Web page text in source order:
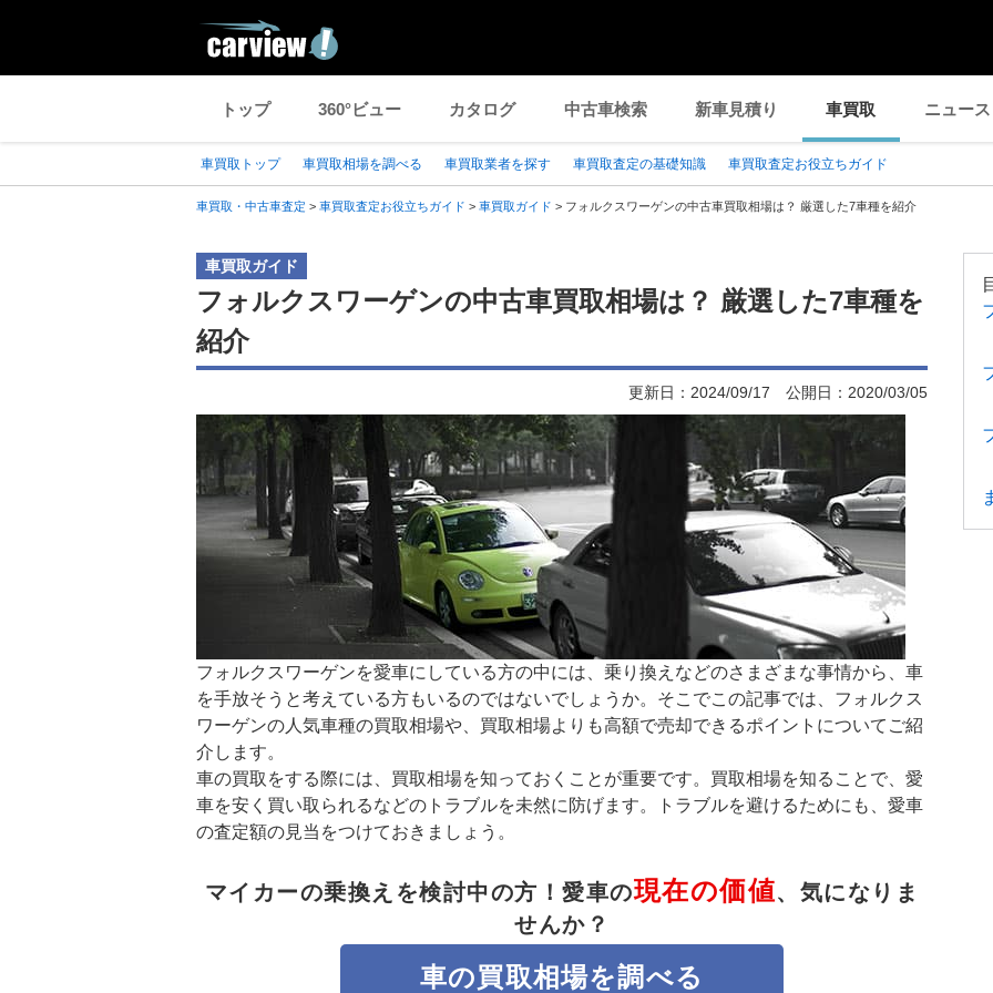
トップ 360°ビュー カタログ 中古車検索 新車見積り 車買取 ニュース
車買取トップ 車買取相場を調べる 車買取業者を探す 車買取査定の基礎知識 車買取査定お役立ちガイド
車買取・中古車査定 > 車買取査定お役立ちガイド > 車買取ガイド > フォルクスワーゲンの中古車買取相場は？ 厳選した7車種を紹介
車買取ガイド
フォルクスワーゲンの中古車買取相場は？ 厳選した7車種を
紹介
公開日： 2020/03/05
更新日： 2024/09/17
フォルクスワーゲンを愛車にしている方の中には、乗り換えなどのさまざまな事情から、車
を手放そうと考えている方もいるのではないでしょうか。そこでこの記事では、フォルクス
ワーゲンの人気車種の買取相場や、買取相場よりも高額で売却できるポイントについてご紹
介します。
車の買取をする際には、買取相場を知っておくことが重要です。買取相場を知ることで、愛
車を安く買い取られるなどのトラブルを未然に防げます。トラブルを避けるためにも、愛車
の査定額の見当をつけておきましょう。
マイカーの乗換えを検討中の方！愛車の現在の価値、気になりま
せんか？
車の買取相場を調べる